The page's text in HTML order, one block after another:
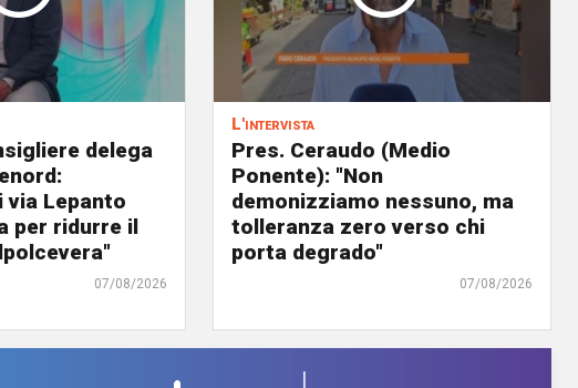
delega
via Lepanto
per ridurre il
07/08/2026
L'intervista
Pres. Ceraudo (Medio
Ponente): "Non
demonizziamo nessuno, ma
tolleranza zero verso chi
porta degrado"
07/08/2026